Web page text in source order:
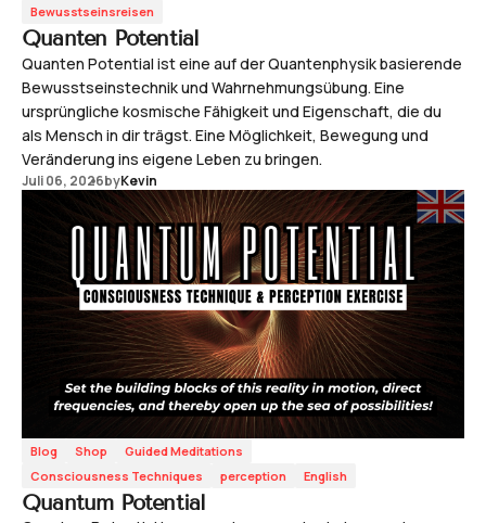
Bewusstseinsreisen
Quanten Potential
Quanten Potential ist eine auf der Quantenphysik basierende
Bewusstseinstechnik und Wahrnehmungsübung. Eine
ursprüngliche kosmische Fähigkeit und Eigenschaft, die du
als Mensch in dir trägst. Eine Möglichkeit, Bewegung und
Veränderung ins eigene Leben zu bringen.
Juli 06, 2026byKevin
Blog Shop
Guided Meditations
Consciousness Techniques
perception English
Quantum Potential